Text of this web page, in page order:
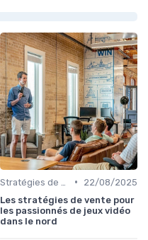
•
22/08/2025
Les stratégies de vente pour
les passionnés de jeux vidéo
dans le nord